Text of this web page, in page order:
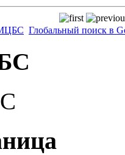
Глобальный поиск в